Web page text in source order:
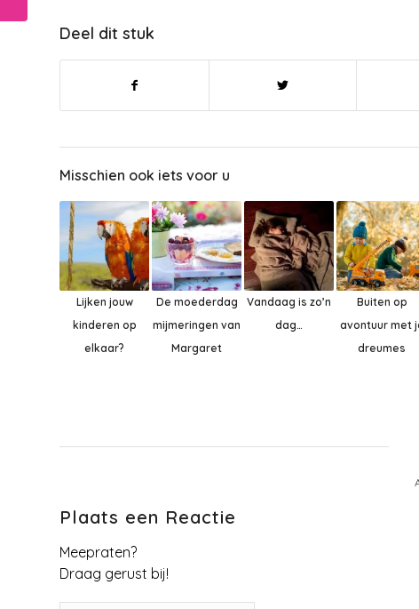
Deel dit stuk
Misschien ook iets voor u
Lijken jouw
kinderen op
elkaar?
De moederdag
mijmeringen van
Margaret
Vandaag is zo’n
dag…
Buiten op
avontuur met
dreumes
Plaats een Reactie
Meepraten?
Draag gerust bij!